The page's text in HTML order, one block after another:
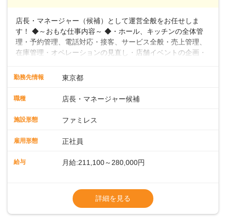
店長・マネージャー（候補）として運営全般をお任せしま
す！ ◆～おもな仕事内容～ ◆・ホール、キッチンの全体管
理・予約管理、電話対応・接客、サービス全般・売上管理、
在庫管理・オペレーションの見直し・店舗イベントの企画・
入社後はスキルに合わせた業務からお任せしますので、徐々
向上を目指すDX推進～ ◆すかいらーくのレストランでは、
スタッフの働きやすさをサポートしています。配膳ロボット
や歩行数が約40%も削減されました！また、配膳ロボットに
なDX（デジタルトランスフォーメーション）の取り組みを進
います。私たちは、多様な働き方を提供し、ライフステージ
に合わせた柔軟な勤務時間や働きやすい環境を整えていま
勤務先情報 東京都
職種 店長・マネージャー候補
施設形態 ファミレス
雇用形態 正社員
給与 月給:211,100～280,000円
※残業代全額支給
※経験に応じて応相談①ナショナル社員：月
給245,800円～②エリア社員 ：月給
詳細を見る